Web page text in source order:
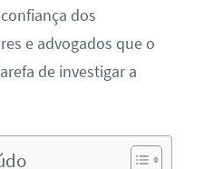
dos
e advogados que o
de investigar a